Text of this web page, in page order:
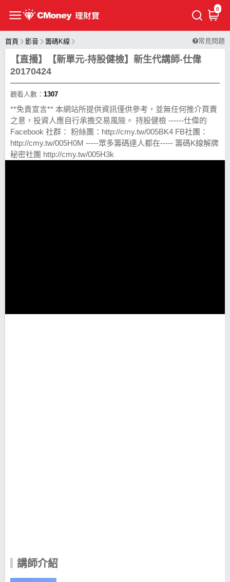
0
首頁 影音 籌碼K線 常見問題
【直播】【新單元-持股健檢】新生代講師-仕偉
20170424
觀看人數： 1307
**免責宣言** 本網站所提供資訊僅供參考，並無任何推介買賣
之意，投資人應自行承擔交易風險。 持股健檢 ------仕偉的
Facebook 社群： 粉絲團：http://cmy.tw/005BK4 FB社團：
http://cmy.tw/005H0M -----眾多籌碼達人都在----- 籌碼K線解牌
秘密社團 http://cmy.tw/005H3k
講師介紹